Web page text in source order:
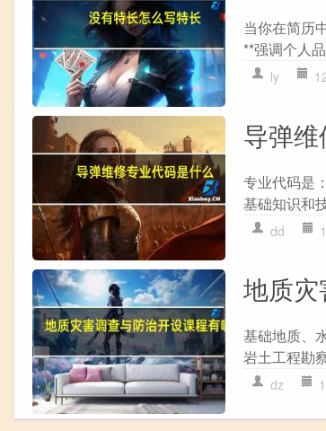
当你在简历
**强调个人
ly
导弹
专业代码是
基础知识和
dd
地质
基础地质、
岩土工程勘
dz